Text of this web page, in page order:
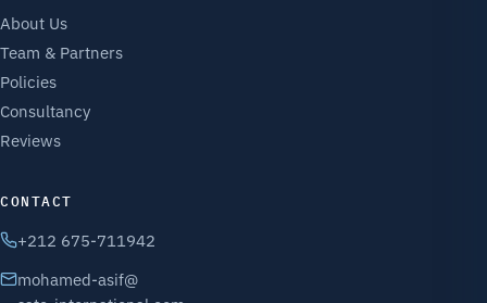
About Us
Team & Partners
Policies
Consultancy
Reviews
CONTACT
+212 675-711942
mohamed-asif@